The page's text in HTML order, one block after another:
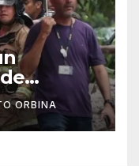
piloto,
la nieta
ORBINA